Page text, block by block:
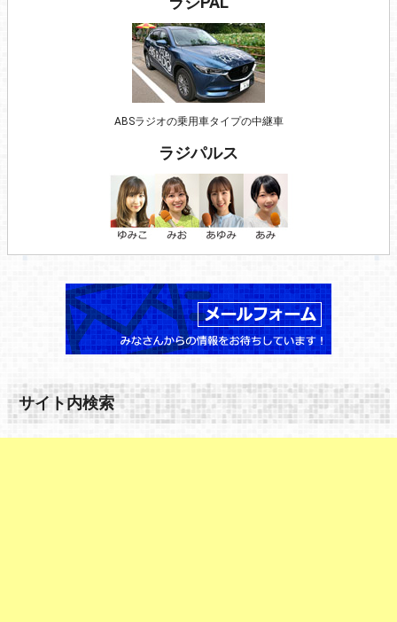
ABSラジオの乗用車タイプの中継車
ラジパルス
サイト内検索